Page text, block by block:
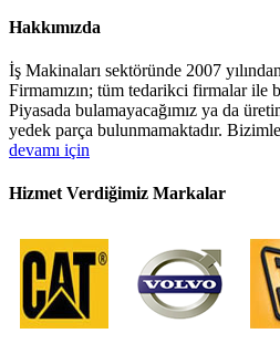
Hakkımızda
İş Makinaları sektöründe 2007
Firmamızın; tüm tedarikci firmalar ile
Piyasada bulamayacağımız ya da
yedek parça bulunmamaktadır.
devamı için
Hizmet Verdiğimiz Markalar